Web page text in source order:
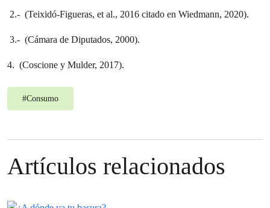
2.- (Teixidó-Figueras, et al., 2016 citado en Wiedmann, 2020).
3.- (Cámara de Diputados, 2000).
4. (Coscione y Mulder, 2017).
#Consumo
Artículos relacionados